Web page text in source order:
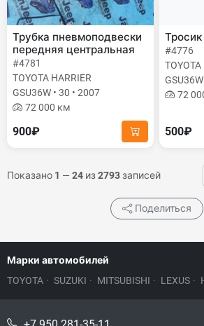
Трубка пневмоподвески
передняя центральная
#4781
TOYOTA HARRIER
GSU36W • 30 • 2007
72 000 км
900₽
Тросик
#4776
TOYOTA
72
500₽
Показано 1 — 24 из2793записей
Поделиться
Марки автомобилей
TOYOTA · SUZUKI · MITSUBISHI · LEXUS ·